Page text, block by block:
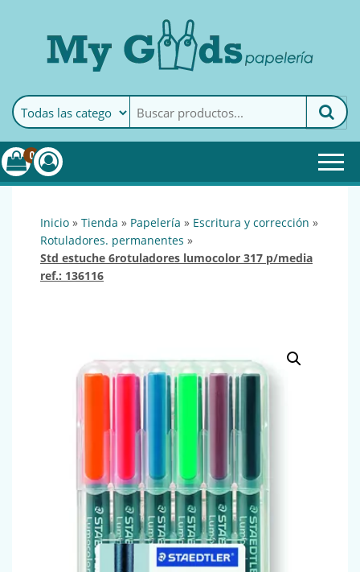
MyGoods · PapeleríaMy Goods es tu papelería
online de confianza. Podrás
encontrar todo lo necesario
0
inicio » tienda » papelería » escritura y corrección »
rotuladores. permanentes »
std estuche 6rotuladores lumocolor 317 p/media
ref.: 136116